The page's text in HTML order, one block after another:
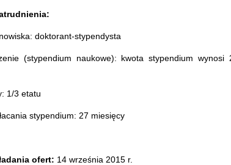
doktorant-stypendysta
(stypendium naukowe): kwota stypendium
1/3 etatu
stypendium: 27 miesięcy
ofert: 14 września 2015 r.